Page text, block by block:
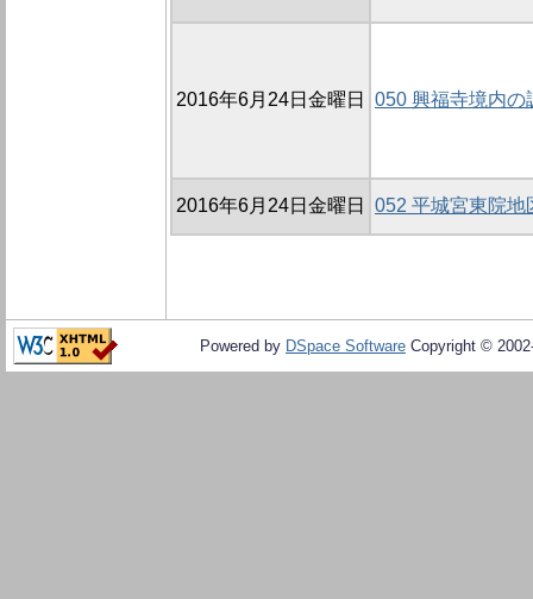
2016年6月24日金曜日 050 興福寺境内の
2016年6月24日金曜日 052 平城宮東院地
Powered by DSpace Software Copyright ©